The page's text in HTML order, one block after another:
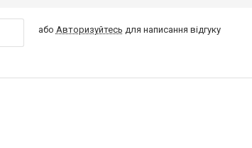
або Авторизуйтесь для написання відгуку